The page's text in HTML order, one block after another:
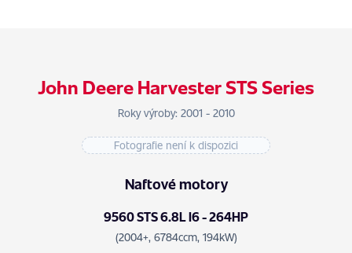
John Deere Harvester STS Series
Roky výroby: 2001 - 2010
Fotografie není k dispozici
Naftové motory
9560 STS 6.8L I6 - 264HP
(2004+, 6784ccm, 194kW)